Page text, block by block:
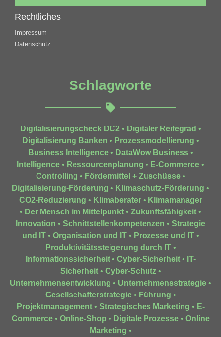
Rechtliches
Impressum
Datenschutz
Schlagworte
Digitalisierungscheck DC2• Digitaler Reifegrad •
Digitalisierung Banken • Prozessmodellierung •
Business Intelligence• DataWow Business•
Intelligence • Ressourcenplanung • E-Commerce •
Controlling • Fördermittel + Zuschüsse•
Digitalisierung-Förderung • Klimaschutz-Förderung •
CO2-Reduzierung • Klimaberater• Klimamanager
• Der Mensch im Mittelpunkt • Zukunftsfähigkeit •
Innovation • Schnittstellenkompetenzen • Strategie
und IT• Organisation und IT• Prozesse und IT•
Produktivitätssteigerung durch IT•
Informationssicherheit• Cyber-Sicherheit• IT-
Sicherheit• Cyber-Schutz•
Unternehmensentwicklung • Unternehmensstrategie •
Gesellschafterstrategie• Führung •
Projektmanagement• Strategisches Marketing • E-
Commerce• Online-Shop • Digitale Prozesse• Online
Marketing •